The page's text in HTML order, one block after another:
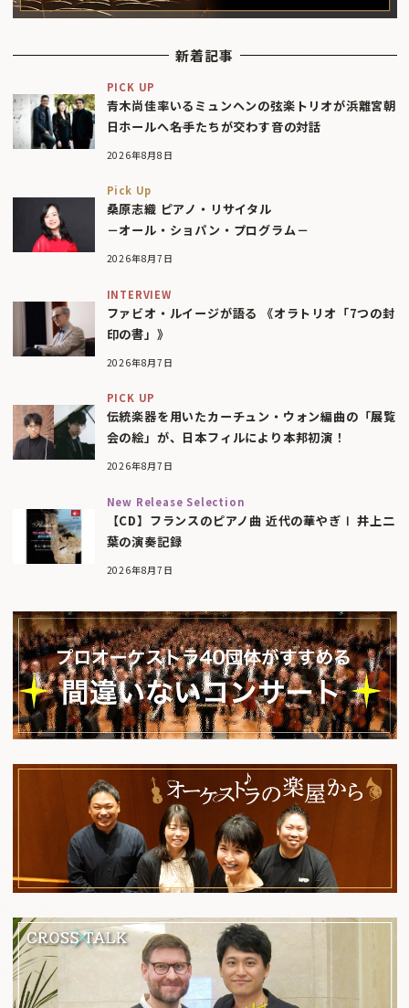
新着記事
PICK UP
青木尚佳率いるミュンヘンの弦楽トリオが浜離宮朝
日ホールへ――名手たちが交わす音の対話
2026年8月8日
Pick Up
桑原志織 ピアノ・リサイタル
－オール・ショパン・プログラム－
2026年8月7日
INTERVIEW
ファビオ・ルイージが語る 《オラトリオ「7つの封
印の書」》
2026年8月7日
PICK UP
伝統楽器を用いたカーチュン・ウォン編曲の「展覧
会の絵」が、日本フィルにより本邦初演！
2026年8月7日
New Release Selection
【CD】フランスのピアノ曲 近代の華やぎⅠ 井上二
葉の演奏記録
2026年8月7日